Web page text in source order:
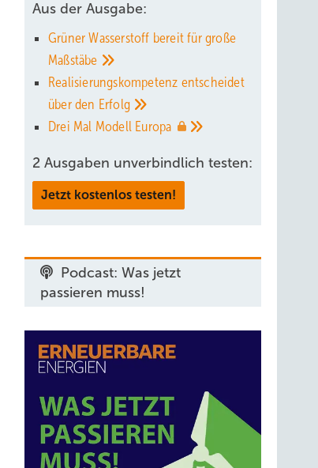
Aus der Ausgabe:
Grüner Wasserstoff bereit für große
Maßstäbe
Realisierungskompetenz entscheidet
über den Erfolg
Drei Mal Modell Europa
2 Ausgaben unverbindlich testen:
Jetzt kostenlos testen!
Podcast: Was jetzt
passieren muss!